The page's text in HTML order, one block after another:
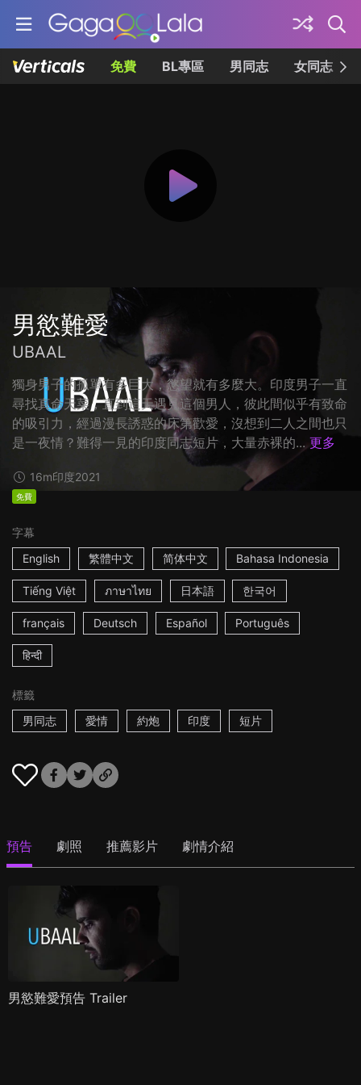
免費 BL專區 男同志 女同志
男慾難愛
UBAAL
獨身男子的孤單有多巨大，慾望就有多麼大。印度男子一直
尋找真命天菜，直到這天遇見這個男人，彼此間似乎有致命
的吸引力，經過漫長誘惑的床第歡愛，沒想到二人之間也只
是一夜情？難得一見的印度同志短片，大量赤裸的... 更多
16m印度2021
免費
字幕
English
繁體中文 简体中文 Bahasa Indonesia
Tiếng Việt ภาษาไทย 日本語 한국어
français Deutsch Español Português
हिन्दी
標籤
男同志
愛情 約炮 印度 短片
預告 劇照 推薦影片 劇情介紹
男慾難愛預告 Trailer